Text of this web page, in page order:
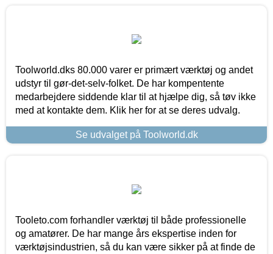
Toolworld.dks 80.000 varer er primært værktøj og andet
udstyr til gør-det-selv-folket. De har kompentente
medarbejdere siddende klar til at hjælpe dig, så tøv ikke
med at kontakte dem. Klik her for at se deres udvalg.
Se udvalget på Toolworld.dk
Tooleto.com forhandler værktøj til både professionelle
og amatører. De har mange års ekspertise inden for
værktøjsindustrien, så du kan være sikker på at finde de